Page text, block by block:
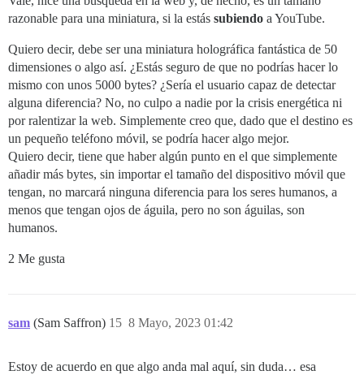
razonable para una miniatura, si la estás subiendo a YouTube.
Quiero decir, debe ser una miniatura holográfica fantástica de 50
dimensiones o algo así. ¿Estás seguro de que no podrías hacer lo
mismo con unos 5000 bytes? ¿Sería el usuario capaz de detectar
alguna diferencia? No, no culpo a nadie por la crisis energética ni
por ralentizar la web. Simplemente creo que, dado que el destino es
un pequeño teléfono móvil, se podría hacer algo mejor.
Quiero decir, tiene que haber algún punto en el que simplemente
añadir más bytes, sin importar el tamaño del dispositivo móvil que
tengan, no marcará ninguna diferencia para los seres humanos, a
menos que tengan ojos de águila, pero no son águilas, son
humanos.
2 Me gusta
sam (Sam Saffron) 8 Mayo, 2023 01:42
15
Estoy de acuerdo en que algo anda mal aquí, sin duda… esa